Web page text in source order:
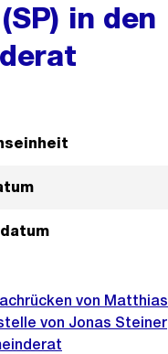
in den
von Matthias
von Jonas Steiner